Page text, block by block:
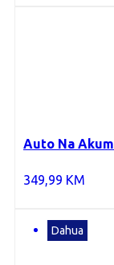
Auto Na
349,99 KM
Dahua